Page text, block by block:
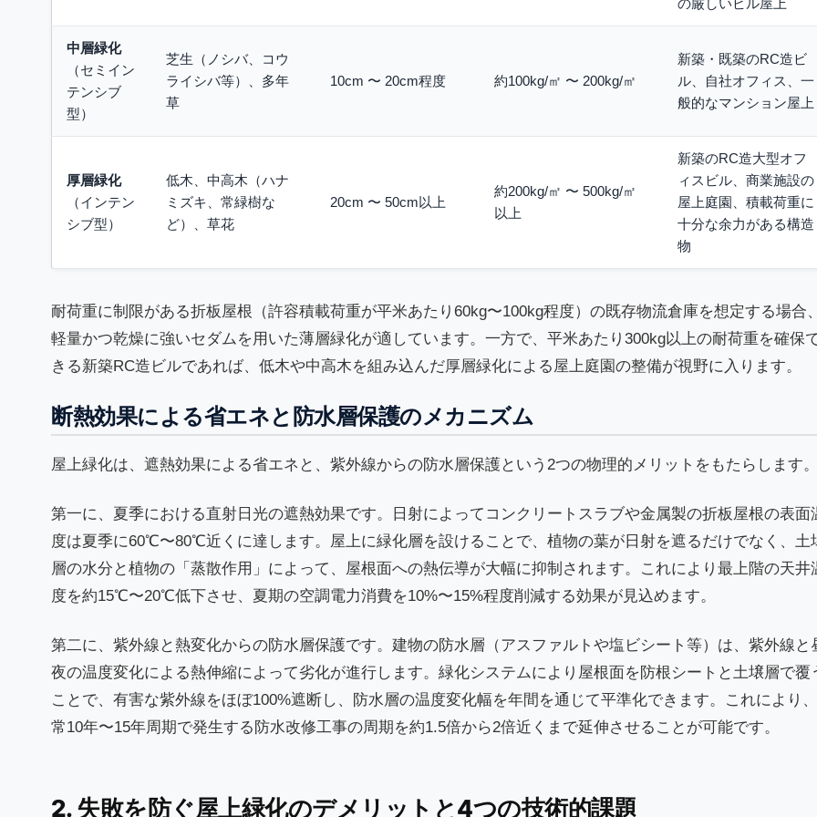
の厳しいビル屋上
中層緑化
（セミイン
テンシブ
型）
芝生（ノシバ、コウ
ライシバ等）、多年
草
10cm 〜 20cm程度 約100kg/㎡ 〜 200kg/㎡
新築・既築のRC造ビ
ル、自社オフィス、一
般的なマンション屋上
厚層緑化
（インテン
シブ型）
低木、中高木（ハナ
ミズキ、常緑樹な
ど）、草花
20cm 〜 50cm以上
約200kg/㎡ 〜 500kg/㎡
以上
新築のRC造大型オフ
ィスビル、商業施設の
屋上庭園、積載荷重に
十分な余力がある構造
物
耐荷重に制限がある折板屋根（許容積載荷重が平米あたり60kg〜100kg程度）の既存物流倉庫を想定する場合
軽量かつ乾燥に強いセダムを用いた薄層緑化が適しています。一方で、平米あたり300kg以上の耐荷重を確保
きる新築RC造ビルであれば、低木や中高木を組み込んだ厚層緑化による屋上庭園の整備が視野に入ります。
断熱効果による省エネと防水層保護のメカニズム
屋上緑化は、遮熱効果による省エネと、紫外線からの防水層保護という2つの物理的メリットをもたらします
第一に、夏季における直射日光の遮熱効果です。日射によってコンクリートスラブや金属製の折板屋根の表面
度は夏季に60℃〜80℃近くに達します。屋上に緑化層を設けることで、植物の葉が日射を遮るだけでなく、土
層の水分と植物の「蒸散作用」によって、屋根面への熱伝導が大幅に抑制されます。これにより最上階の天井
度を約15℃〜20℃低下させ、夏期の空調電力消費を10%〜15%程度削減する効果が見込めます。
第二に、紫外線と熱変化からの防水層保護です。建物の防水層（アスファルトや塩ビシート等）は、紫外線と
夜の温度変化による熱伸縮によって劣化が進行します。緑化システムにより屋根面を防根シートと土壌層で覆
ことで、有害な紫外線をほぼ100%遮断し、防水層の温度変化幅を年間を通じて平準化できます。これにより
常10年〜15年周期で発生する防水改修工事の周期を約1.5倍から2倍近くまで延伸させることが可能です。
2. 失敗を防ぐ屋上緑化のデメリットと4つの技術的課題